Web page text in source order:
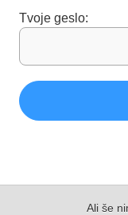
Tvoje geslo:
Ali še